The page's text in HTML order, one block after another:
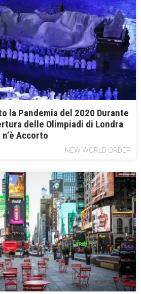
la Pandemia del 2020 Durante
delle Olimpiadi di Londra
Accorto
NEW WORLD ORDER